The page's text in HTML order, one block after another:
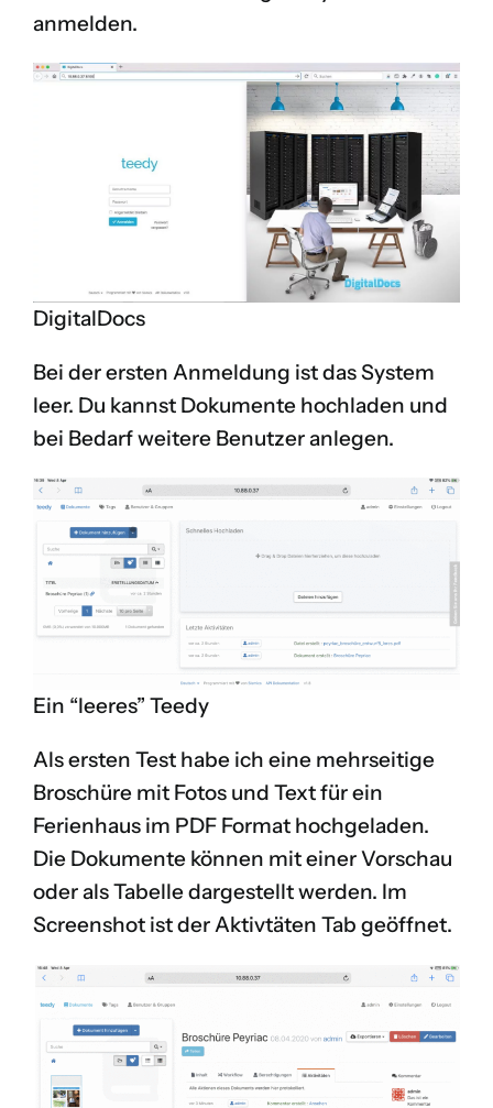
anmelden.
DigitalDocs
Bei der ersten Anmeldung ist das System
leer. Du kannst Dokumente hochladen und
bei Bedarf weitere Benutzer anlegen.
Ein “leeres” Teedy
Als ersten Test habe ich eine mehrseitige
Broschüre mit Fotos und Text für ein
Ferienhaus im PDF Format hochgeladen.
Die Dokumente können mit einer Vorschau
oder als Tabelle dargestellt werden. Im
Screenshot ist der Aktivtäten Tab geöffnet.